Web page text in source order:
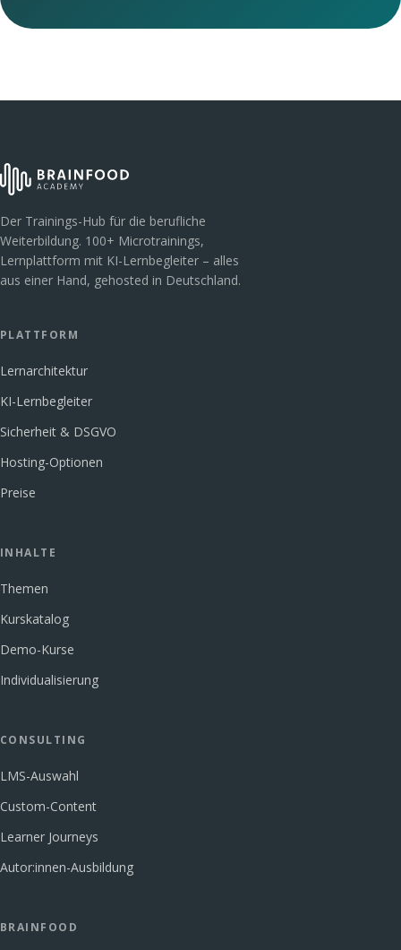
Der Trainings-Hub für die berufliche
Weiterbildung. 100+ Microtrainings,
Lernplattform mit KI-Lernbegleiter – alles
aus einer Hand, gehosted in Deutschland.
PLATTFORM
Lernarchitektur
KI-Lernbegleiter
Sicherheit & DSGVO
Hosting-Optionen
Preise
INHALTE
Themen
Kurskatalog
Demo-Kurse
Individualisierung
CONSULTING
LMS-Auswahl
Custom-Content
Learner Journeys
Autor:innen-Ausbildung
BRAINFOOD